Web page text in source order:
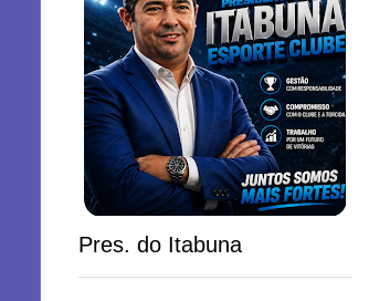
Pres. do Itabuna